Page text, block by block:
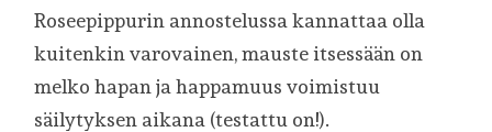
Roseepippurin annostelussa kannattaa olla
kuitenkin varovainen, mauste itsessään on
melko hapan ja happamuus voimistuu
säilytyksen aikana (testattu on!).